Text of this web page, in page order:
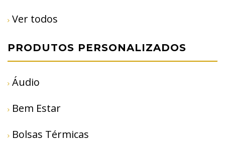
Ver todos
PRODUTOS PERSONALIZADOS
Áudio
Bem Estar
Bolsas Térmicas